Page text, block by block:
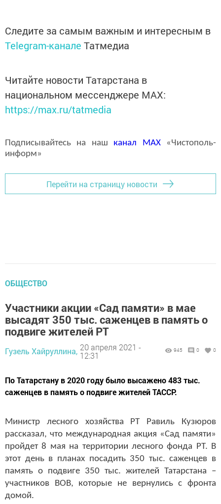
Следите за самым важным и интересным в
Telegram-канале Татмедиа
Читайте новости Татарстана в
национальном мессенджере MАХ:
https://max.ru/tatmedia
Подписывайтесь на наш канал MAX«Чистополь-
информ»
Перейти на страницу новости
ОБЩЕСТВО
Участники акции «Сад памяти» в мае
высадят 350 тыс. саженцев в память о
подвиге жителей РТ
Гузель Хайруллина, 20 апреля 2021 -
12:31
945 0 0
По Татарстану в 2020 году было высажено 483 тыс.
саженцев в память о подвиге жителей ТАССР.
Министр лесного хозяйства РТ Равиль Кузюров
рассказал, что международная акция «Сад памяти»
пройдет 8 мая на территории лесного фонда РТ. В
этот день в планах посадить 350 тыс. саженцев в
память о подвиге 350 тыс. жителей Татарстана –
участников ВОВ, которые не вернулись с фронта
домой.